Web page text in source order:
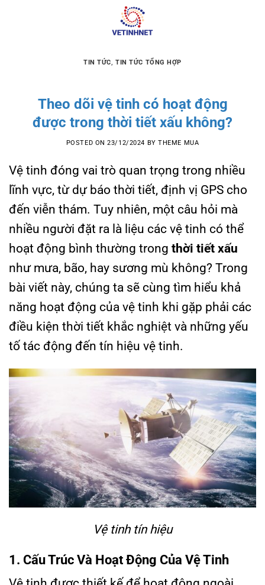
TIN TỨC,TIN TỨC TỔNG HỢP
Theo dõi vệ tinh có hoạt động
được trong thời tiết xấu không?
POSTED ON23/12/2024 BYTHEME MUA
Vệ tinh đóng vai trò quan trọng trong nhiều
lĩnh vực, từ dự báo thời tiết, định vị GPS cho
đến viễn thám. Tuy nhiên, một câu hỏi mà
nhiều người đặt ra là liệu các vệ tinh có thể
hoạt động bình thường trong thời tiết xấu
như mưa, bão, hay sương mù không? Trong
bài viết này, chúng ta sẽ cùng tìm hiểu khả
năng hoạt động của vệ tinh khi gặp phải các
điều kiện thời tiết khắc nghiệt và những yếu
tố tác động đến tín hiệu vệ tinh.
Vệ tinh tín hiệu
1. Cấu Trúc Và Hoạt Động Của Vệ Tinh